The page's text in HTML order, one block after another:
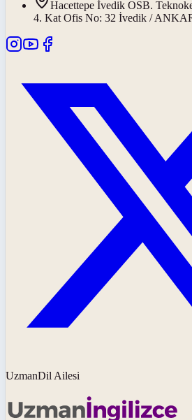
Hacettepe İvedik OSB.
4. Kat Ofis No: 32 İvedik /
UzmanDil Ailesi